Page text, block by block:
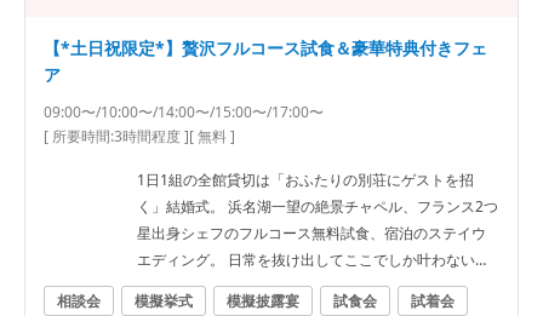
【*土日祝限定*】贅沢フルコース試食＆豪華特典付きフェ
ア
09:00〜/10:00〜/14:00〜/15:00〜/17:00〜
[ 所要時間:3時間程度][ 無料 ]
1日1組の全館貸切は「おふたりの別荘にゲストを招
く」結婚式。 浜名湖一望の絶景チャペル、フランス2つ
星出身シェフのフルコース無料試食、宿泊のステイウ
エディング。 日常を抜け出してここでしか叶わない一
日を★
相談会 模擬挙式 模擬披露宴 試食会
試着会